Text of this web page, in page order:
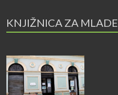
KNJIŽNICA ZA MLADE